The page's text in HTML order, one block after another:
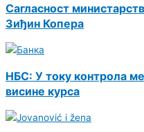
Сагласност
Зиђин Копера
НБС: У току контрола
висине курса